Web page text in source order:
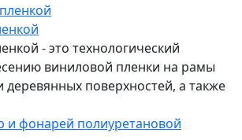
- это технологический
виниловой пленки на рамы
деревянных поверхностей, а также